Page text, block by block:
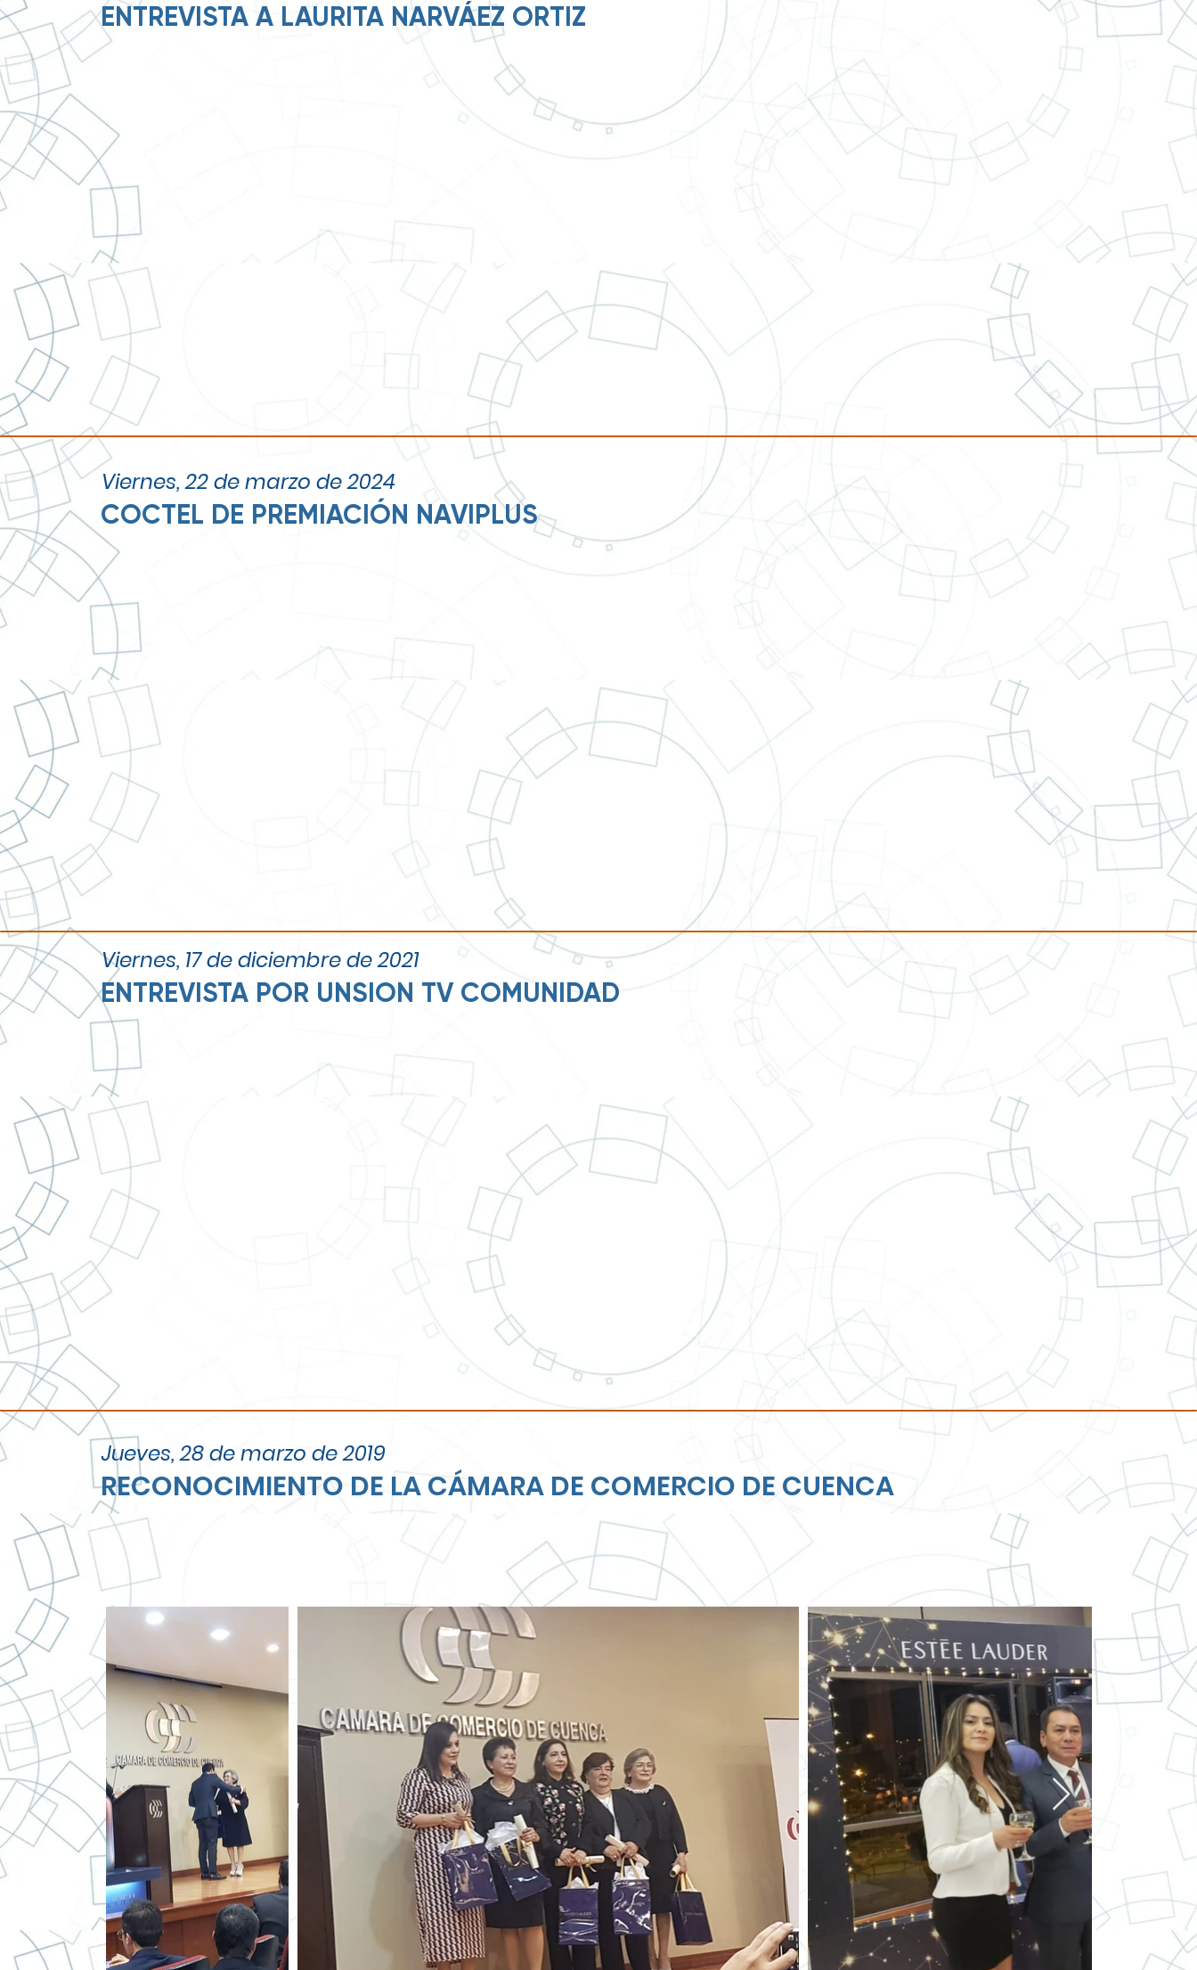
ENTREVISTA A LAURITA NARVÁEZ ORTIZ
Laura Narváez Distribuciones, tradición,
liderazgo y confianza.
Viernes, 22 de marzo de 2024
COCTEL DE PREMIACIÓN NAVIPLUS
Viernes, 17 de diciembre de 2021
ENTREVISTA POR UNSION TV COMUNIDAD
Jueves, 28 de marzo de 2019
RECONOCIMIENTO DE LA CÁMARA DE COMERCIO DE CUENCA